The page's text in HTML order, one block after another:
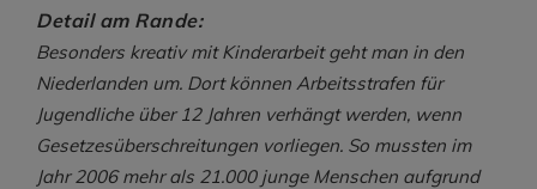
Detail am Rande:
Besonders kreativ mit Kinderarbeit geht man in den
Niederlanden um. Dort können Arbeitsstrafen für
Jugendliche über 12 Jahren verhängt werden, wenn
Gesetzesüberschreitungen vorliegen. So mussten im
Jahr 2006 mehr als 21.000 junge Menschen aufgrund